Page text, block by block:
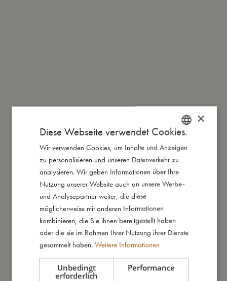
DANISH
ENGLISH
GERMAN
×
Diese Webseite verwendet Cookies.
Wir verwenden Cookies, um Inhalte und Anzeigen
zu personalisieren und unseren Datenverkehr zu
analysieren. Wir geben Informationen über Ihre
Nutzung unserer Website auch an unsere Werbe-
und Analysepartner weiter, die diese
möglicherweise mit anderen Informationen
kombinieren, die Sie ihnen bereitgestellt haben
oder die sie im Rahmen Ihrer Nutzung ihrer Dienste
gesammelt haben. Weitere Informationen
Unbedingt
erforderlich
Performance